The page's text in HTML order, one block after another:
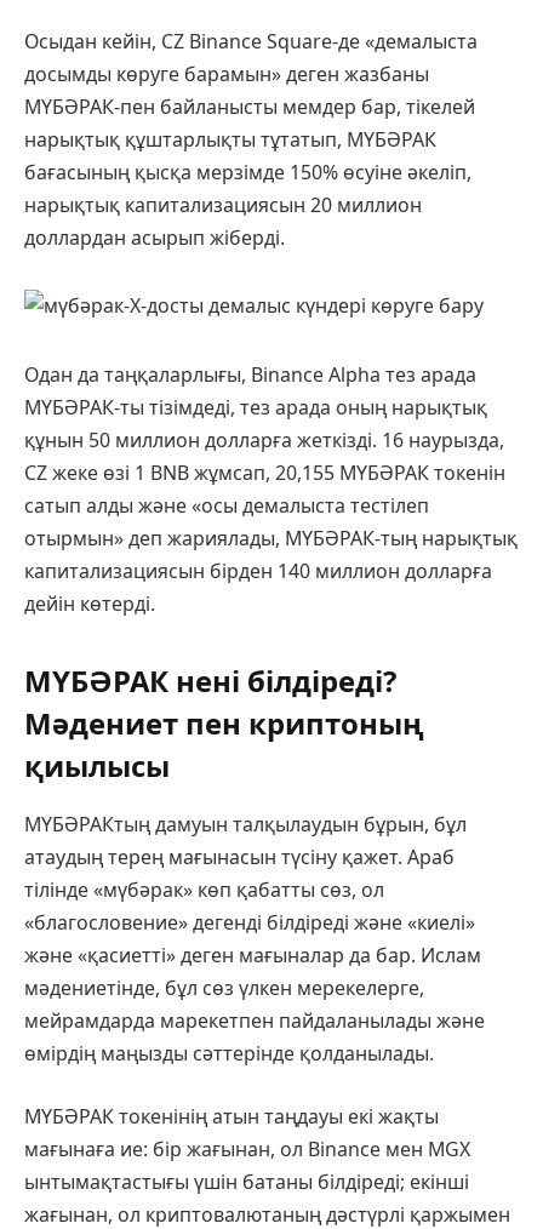
Осыдан кейін, CZ Binance Square-де «демалыста
досымды көруге барамын» деген жазбаны
МҮБӘРАК-пен байланысты мемдер бар, тікелей
нарықтық құштарлықты тұтатып, МҮБӘРАК
бағасының қысқа мерзімде 150% өсуіне әкеліп,
нарықтық капитализациясын 20 миллион
доллардан асырып жіберді.
Одан да таңқаларлығы, Binance Alpha тез арада
МҮБӘРАК-ты тізімдеді, тез арада оның нарықтық
құнын 50 миллион долларға жеткізді. 16 наурызда,
CZ жеке өзі 1 BNB жұмсап, 20,155 МҮБӘРАК токенін
сатып алды және «осы демалыста тестілеп
отырмын» деп жариялады, МҮБӘРАК-тың нарықтық
капитализациясын бірден 140 миллион долларға
дейін көтерді.
МҮБӘРАК нені білдіреді?
Мәдениет пен криптоның
қиылысы
МҮБӘРАКтың дамуын талқылаудын бұрын, бұл
атаудың терең мағынасын түсіну қажет. Араб
тілінде «мүбәрак» көп қабатты сөз, ол
«благословение» дегенді білдіреді және «киелі»
және «қасиетті» деген мағыналар да бар. Ислам
мәдениетінде, бұл сөз үлкен мерекелерге,
мейрамдарда марекетпен пайдаланылады және
өмірдің маңызды сәттерінде қолданылады.
МҮБӘРАК токенінің атын таңдауы екі жақты
мағынаға ие: бір жағынан, ол Binance мен MGX
ынтымақтастығы үшін батаны білдіреді; екінші
жағынан, ол криптовалютаның дәстүрлі қаржымен